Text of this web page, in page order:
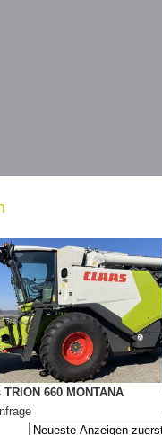
TRION 660 MONTANA